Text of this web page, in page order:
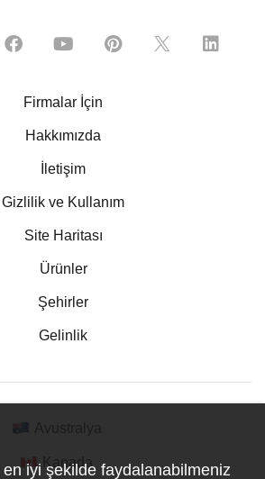
Firmalar İçin
Hakkımızda
İletişim
Gizlilik ve Kullanım
Site Haritası
Ürünler
Şehirler
Gelinlik
Kanada
iyi şekilde faydalanabilmeniz